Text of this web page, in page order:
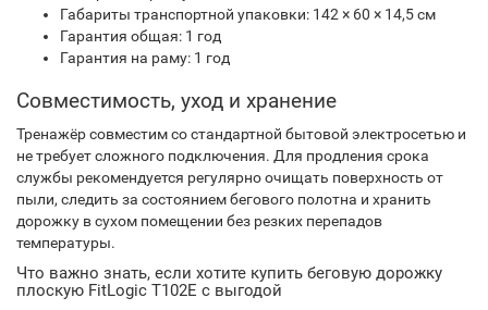
Габариты транспортной упаковки: 142 × 60 × 14,5 см
Гарантия общая: 1 год
Гарантия на раму: 1 год
Совместимость, уход и хранение
Тренажёр совместим со стандартной бытовой электросетью и
не требует сложного подключения. Для продления срока
службы рекомендуется регулярно очищать поверхность от
пыли, следить за состоянием бегового полотна и хранить
дорожку в сухом помещении без резких перепадов
температуры.
Что важно знать, если хотите купить беговую дорожку
плоскую FitLogic T102E с выгодой